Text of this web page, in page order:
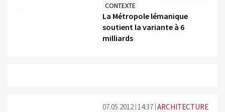
CONTEXTE
La Métropole lémanique
soutient la variante à 6
milliards
07.05.2012 14:37 ARCHITECTURE